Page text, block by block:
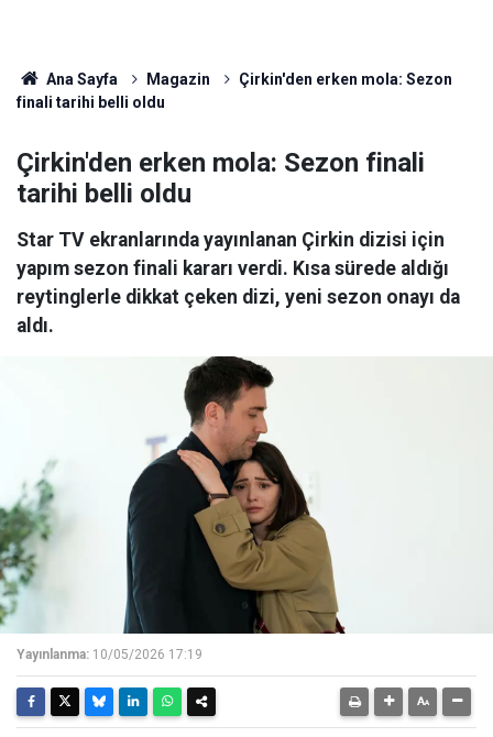
Ana Sayfa Magazin
Çirkin'den erken mola: Sezon
finali tarihi belli oldu
Çirkin'den erken mola: Sezon finali
tarihi belli oldu
Star TV ekranlarında yayınlanan Çirkin dizisi için
yapım sezon finali kararı verdi. Kısa sürede aldığı
reytinglerle dikkat çeken dizi, yeni sezon onayı da
aldı.
Yayınlanma: 10/05/2026 17:19